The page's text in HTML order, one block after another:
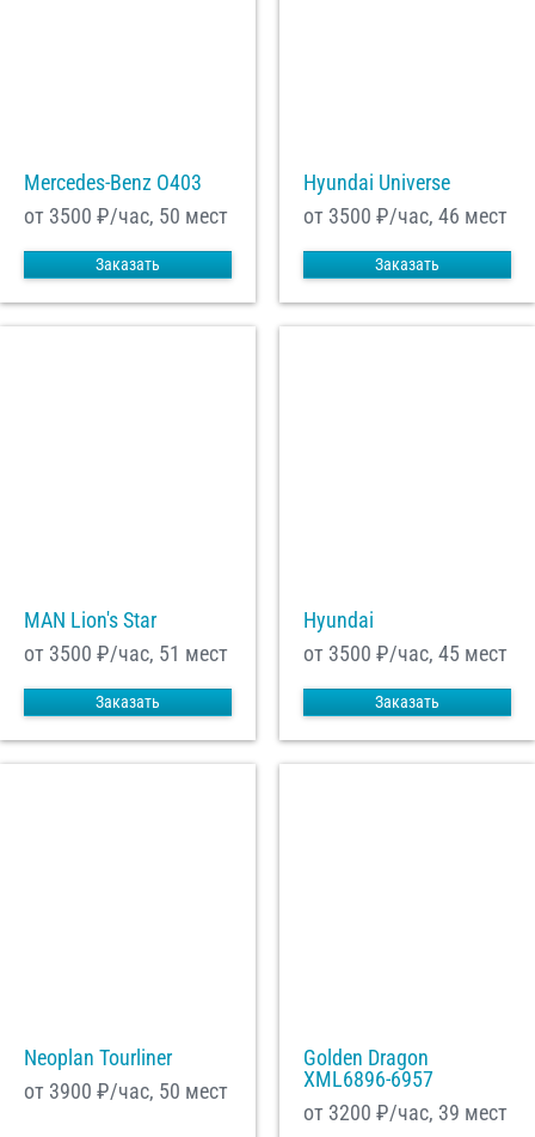
Mercedes-Benz О403
от 3500 ₽/час, 50 мест
Заказать
Hyundai Universe
от 3500 ₽/час, 46 мест
Заказать
MAN Lion's Star
от 3500 ₽/час, 51 мест
Заказать
Hyundai
от 3500 ₽/час, 45 мест
Заказать
Neoplan Tourliner
от 3900 ₽/час, 50 мест
Golden Dragon
XML6896-6957
от 3200 ₽/час, 39 мест